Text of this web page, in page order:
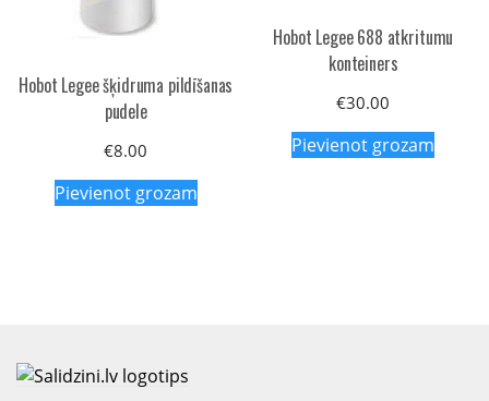
Hobot Legee šķidruma pildīšanas
pudele
€8.00
Pievienot grozam
Hobot Legee 688 atkritumu
konteiners
€30.00
Pievienot grozam